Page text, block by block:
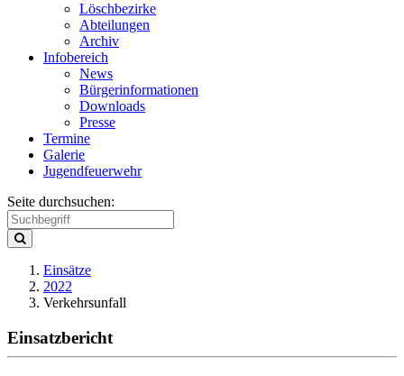
Löschbezirke
Abteilungen
Archiv
Infobereich
News
Bürgerinformationen
Downloads
Presse
Termine
Galerie
Jugendfeuerwehr
Seite durchsuchen:
Einsätze
2022
Verkehrsunfall
Einsatzbericht